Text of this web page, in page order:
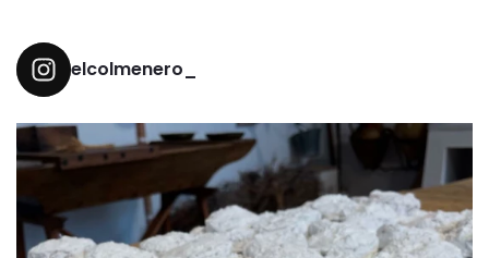
elcolmenero_